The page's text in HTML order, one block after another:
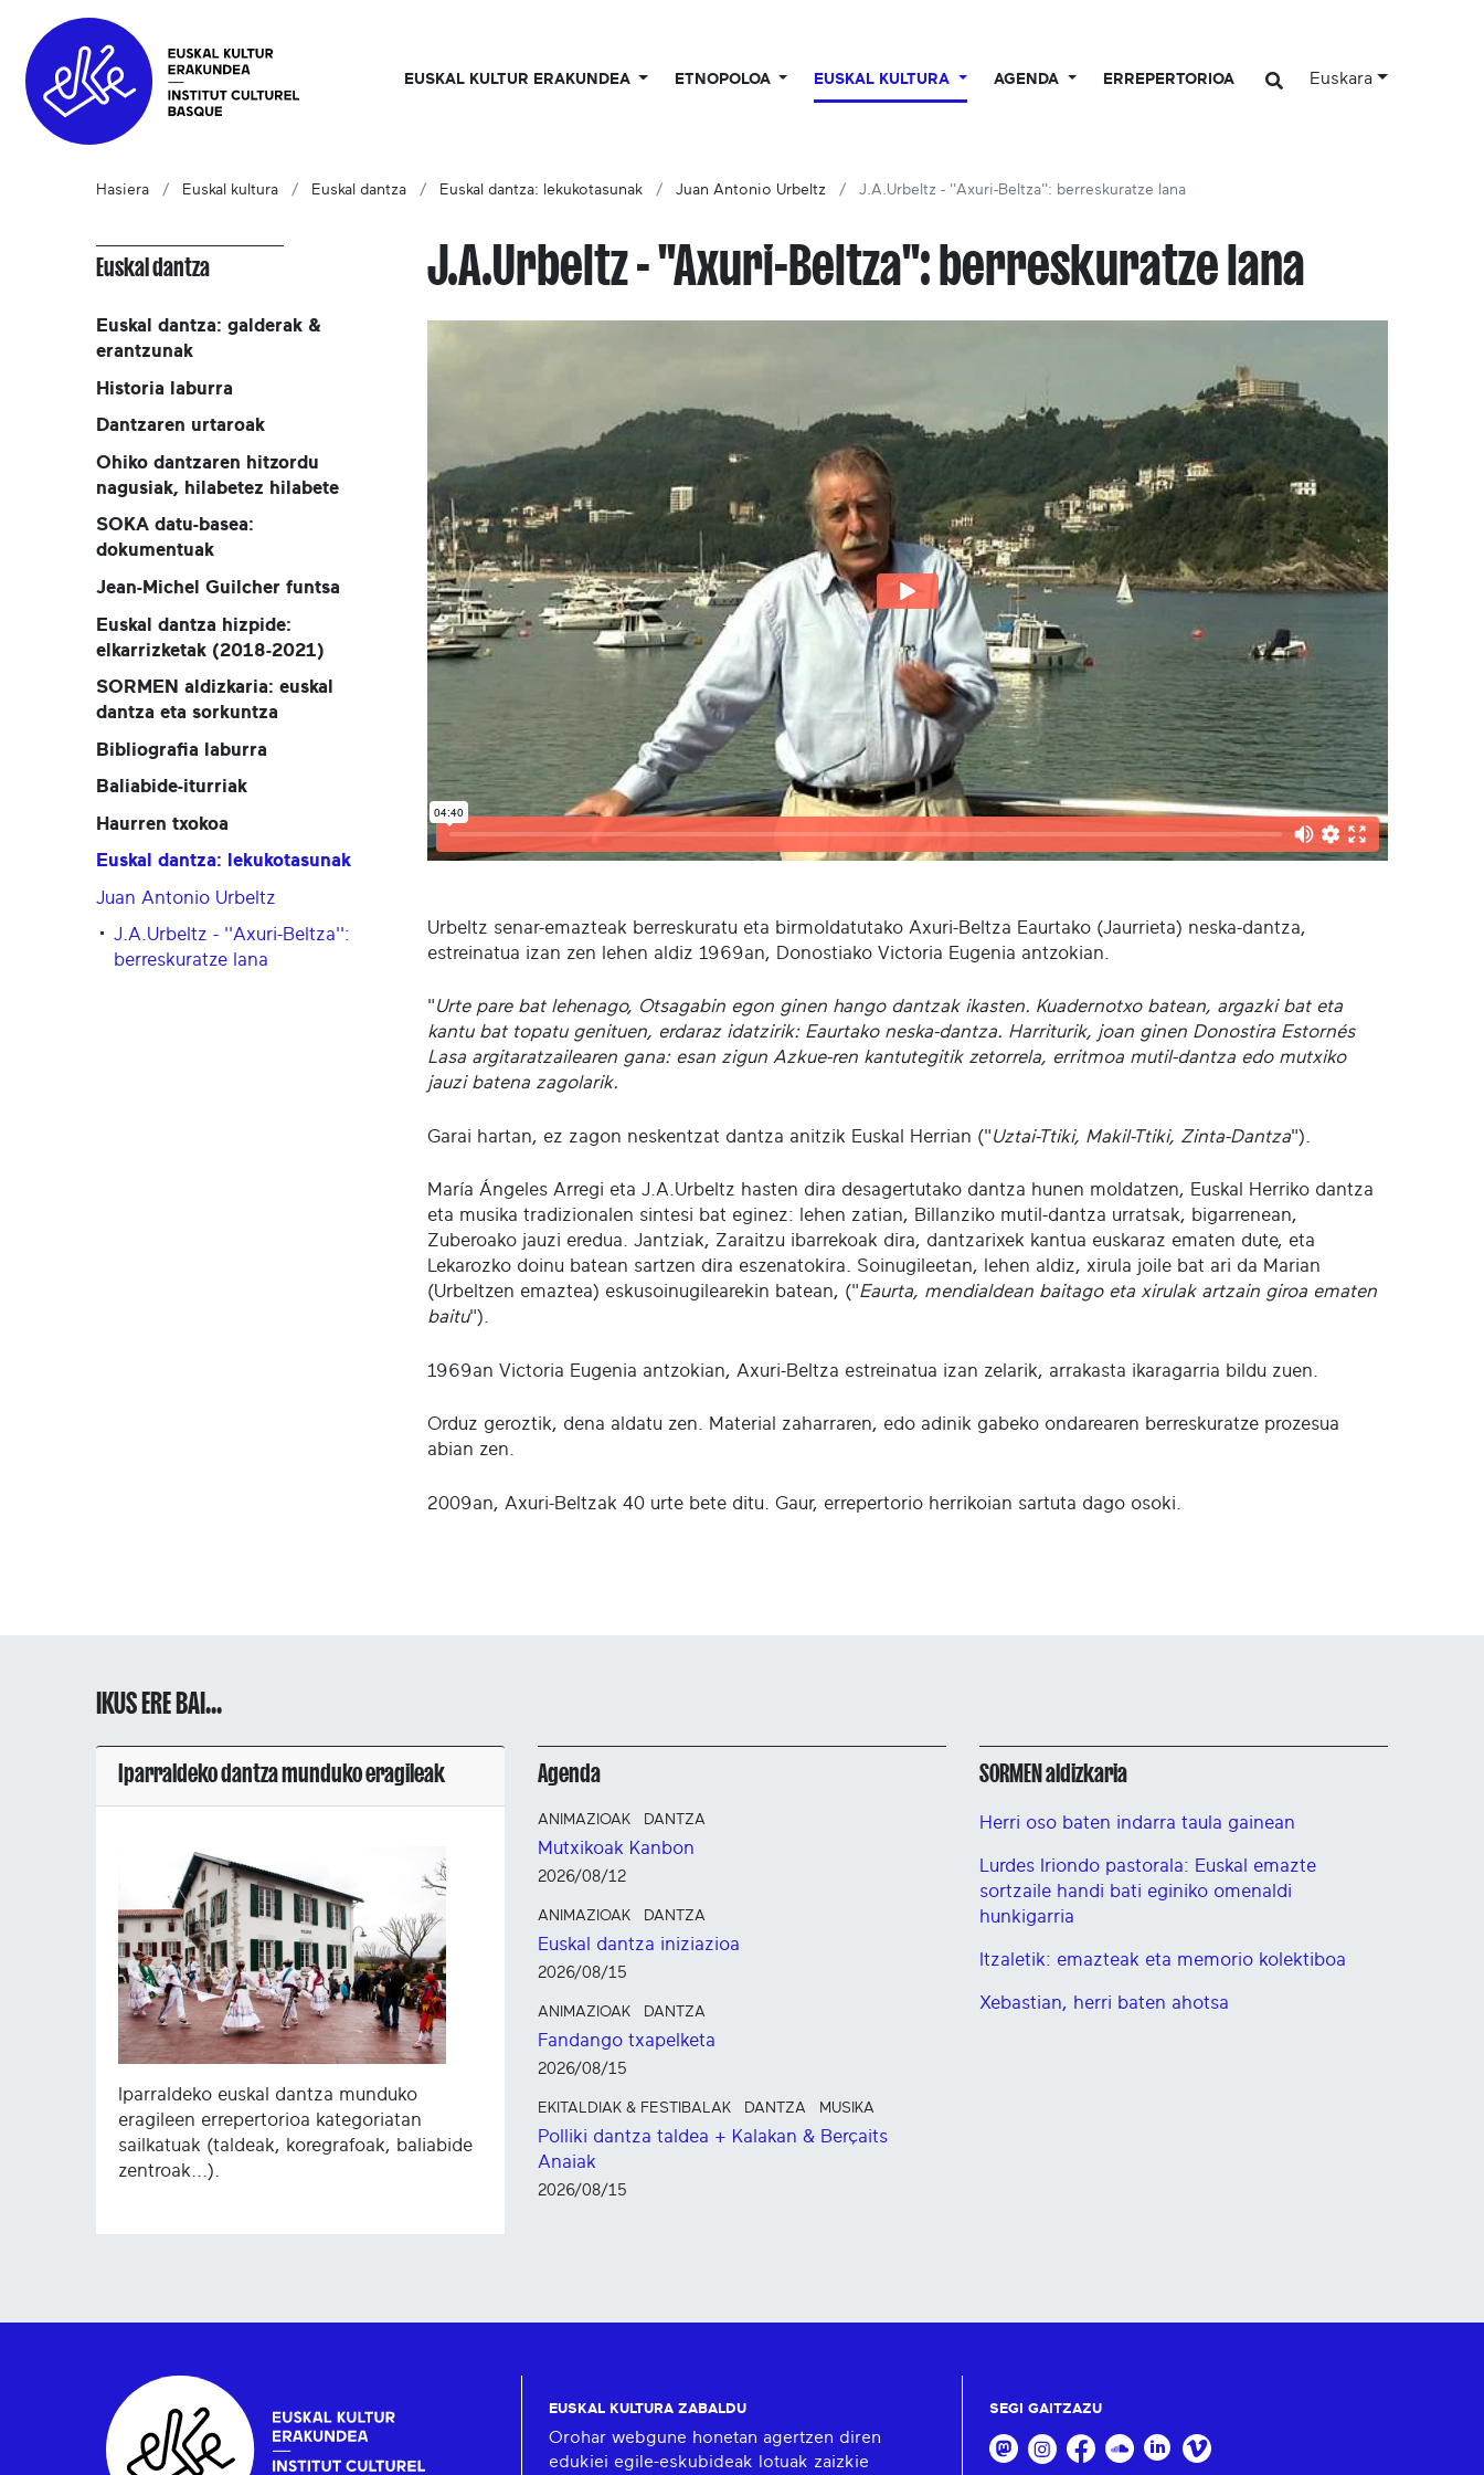
EUSKAL KULTUR ERAKUNDEA ETNOPOLOA EUSKAL KULTURA AGENDA ERREPERTORIOA Euskara
Hasiera Euskal kultura Euskal dantza Euskal dantza: lekukotasunak Juan Antonio Urbeltz J.A.Urbeltz - ''Axuri-Beltza'': berreskuratze lana
J.A.Urbeltz - ''Axuri-Beltza'': berreskuratze lana
Urbeltz senar-emazteak berreskuratu eta birmoldatutako Axuri-Beltza Eaurtako (Jaurrieta) neska-dantza,
estreinatua izan zen lehen aldiz 1969an, Donostiako Victoria Eugenia antzokian.
"Urte pare bat lehenago, Otsagabin egon ginen hango dantzak ikasten. Kuadernotxo batean, argazki bat eta
kantu bat topatu genituen, erdaraz idatzirik: Eaurtako neska-dantza. Harriturik, joan ginen Donostira Estornés
Lasa argitaratzailearen gana: esan zigun Azkue-ren kantutegitik zetorrela, erritmoa mutil-dantza edo mutxiko
jauzi batena zagolarik.
Garai hartan, ez zagon neskentzat dantza anitzik Euskal Herrian ("Uztai-Ttiki, Makil-Ttiki, Zinta-Dantza").
María Ángeles Arregi eta J.A.Urbeltz hasten dira desagertutako dantza hunen moldatzen, Euskal Herriko dantza
eta musika tradizionalen sintesi bat eginez: lehen zatian, Billanziko mutil-dantza urratsak, bigarrenean,
Zuberoako jauzi eredua. Jantziak, Zaraitzu ibarrekoak dira, dantzarixek kantua euskaraz ematen dute, eta
Lekarozko doinu batean sartzen dira eszenatokira. Soinugileetan, lehen aldiz, xirula joile bat ari da Marian
(Urbeltzen emaztea) eskusoinugilearekin batean, ("Eaurta, mendialdean baitago eta xirulak artzain giroa ematen
baitu").
1969an Victoria Eugenia antzokian, Axuri-Beltza estreinatua izan zelarik, arrakasta ikaragarria bildu zuen.
Orduz geroztik, dena aldatu zen. Material zaharraren, edo adinik gabeko ondarearen berreskuratze prozesua
abian zen.
2009an, Axuri-Beltzak 40 urte bete ditu. Gaur, errepertorio herrikoian sartuta dago osoki.
Euskal dantza
Euskal dantza: galderak &
erantzunak
Historia laburra
Dantzaren urtaroak
Ohiko dantzaren hitzordu
nagusiak, hilabetez hilabete
SOKA datu-basea:
dokumentuak
Jean-Michel Guilcher funtsa
Euskal dantza hizpide:
elkarrizketak (2018-2021)
SORMEN aldizkaria: euskal
dantza eta sorkuntza
Bibliografia laburra
Baliabide-iturriak
Haurren txokoa
Euskal dantza: lekukotasunak
Juan Antonio Urbeltz
J.A.Urbeltz - ''Axuri-Beltza'':
berreskuratze lana
IKUS ERE BAI...
Iparraldeko dantza munduko eragileak
Iparraldeko euskal dantza munduko
eragileen errepertorioa kategoriatan
sailkatuak (taldeak, koregrafoak, baliabide
zentroak...).
Agenda
ANIMAZIOAK DANTZA
Mutxikoak Kanbon
2026/08/12
ANIMAZIOAK DANTZA
Euskal dantza iniziazioa
2026/08/15
ANIMAZIOAK DANTZA
Fandango txapelketa
2026/08/15
EKITALDIAK & FESTIBALAK DANTZA MUSIKA
Polliki dantza taldea + Kalakan & Berçaits
Anaiak
2026/08/15
SORMEN aldizkaria
Herri oso baten indarra taula gainean
Lurdes Iriondo pastorala: Euskal emazte
sortzaile handi bati eginiko omenaldi
hunkigarria
Itzaletik: emazteak eta memorio kolektiboa
Xebastian, herri baten ahotsa
EUSKAL KULTURA ZABALDU
Orohar webgune honetan agertzen diren
edukiei egile-eskubideak lotuak zaizkie
SEGI GAITZAZU